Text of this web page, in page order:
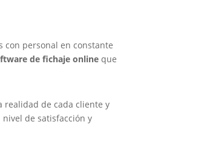
con personal en constante
de fichaje online que
realidad de cada cliente y
de satisfacción y